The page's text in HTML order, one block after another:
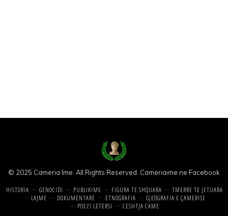
© 2025 Cameria Ime. All Rights Reserved. Cameriaime ne Facebook
HISTORIA GENOCIDI PUBLIKIME FIGURA TE SHQUARA
TMERRE TE JETUARA
LAJME
DOKUMENTARE ETNOGRAFIA
GJEOGRAFIA E ÇAMERISE
POEZI LETERSI
CESHTJA CAME